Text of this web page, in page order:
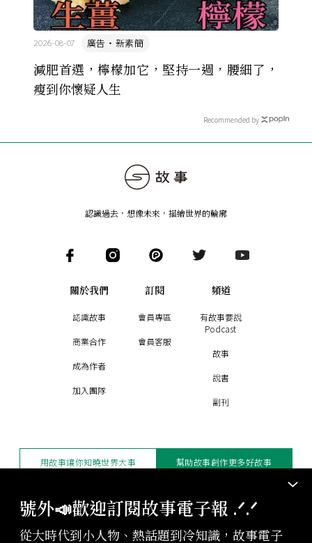
減肥首選，檸檬加它，堅持一週，腰細了，
瘦到你懷疑人生
廣告・新素簡
2026-08-07
Recommended by
號外📣歡迎訂閱故事電子報 .ᐟ‪‪.ᐟ
從大時代到小人物、熱話題到冷知識，故事電子
認識過去，想像未來 ， 描繪世界的輪廓
關於我們
認識故事
商業合作
成為作者
加入團隊
訂閱
會員專區
會員客服
頻道
有故事要說
Podcast
故事
說書
副刊
版權聲明與轉載規範
用故事讓你知曉世界大事 幫助故事創作更多好故事